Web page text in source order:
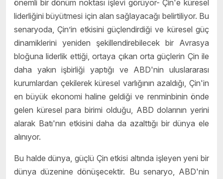
önemli bir dönüm noktası işlevi görüyor- Çin'e küresel
liderliğini büyütmesi için alan sağlayacağı belirtiliyor. Bu
senaryoda, Çin’in etkisini güçlendirdiği ve küresel güç
dinamiklerini yeniden şekillendirebilecek bir Avrasya
bloğuna liderlik ettiği, ortaya çıkan orta güçlerin Çin ile
daha yakın işbirliği yaptığı ve ABD'nin uluslararası
kurumlardan çekilerek küresel varlığının azaldığı, Çin'in
en büyük ekonomi haline geldiği ve renminbinin önde
gelen küresel para birimi olduğu, ABD dolarının yerini
alarak Batı'nın etkisini daha da azalttığı bir dünya ele
alınıyor.
Bu halde dünya, güçlü Çin etkisi altında işleyen yeni bir
dünya düzenine dönüşecektir. Bu senaryo, ABD'nin